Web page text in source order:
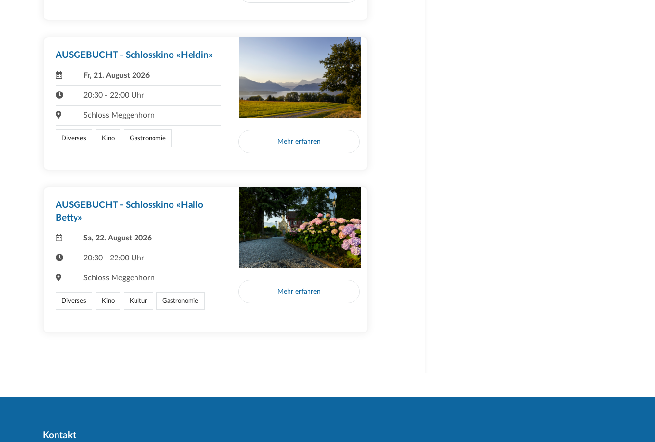
AUSGEBUCHT - Schlosskino «Heldin»
Fr, 21. August 2026
20:30 - 22:00 Uhr
Schloss Meggenhorn
Diverses Kino Gastronomie Mehr erfahren
AUSGEBUCHT - Schlosskino «Hallo
Betty»
Sa, 22. August 2026
20:30 - 22:00 Uhr
Schloss Meggenhorn
Diverses Kino Kultur Gastronomie
Mehr erfahren
Kontakt